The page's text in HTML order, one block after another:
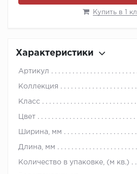
Купить в 1
Характеристики
Артикул
Коллекция
Класс
Цвет
Ширина, мм
Длина, мм
Количество в упаковке, (м кв.)